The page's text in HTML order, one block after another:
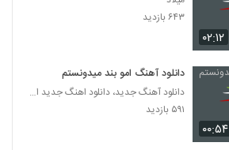
Rich A Bache Shir Ba Maghze Pir
دانلود آهنگ کنیس بچه شیر با مغز پیر (به
همراه ریچ ای)
آهنگ من از دانیال هروی(پاپ)
۰۲:۱۲
۶۴۳ بازدید
۰۰:۵۴
دانلود آهنگ امو بند میدونستم
دانلود آهنگ جدید، دانلود اهنگ جدید ایرانی
۵۹۱ بازدید